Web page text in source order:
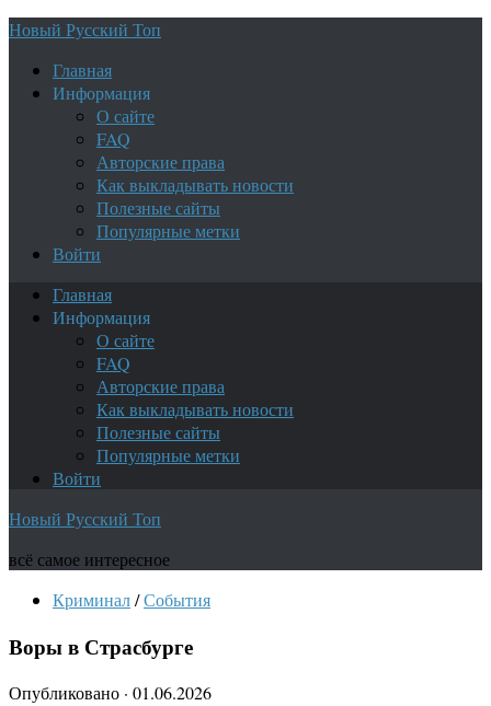
Новый Русский Топ
Главная
Информация
О сайте
FAQ
Авторские права
Как выкладывать новости
Полезные сайты
Популярные метки
Войти
Главная
Информация
О сайте
FAQ
Авторские права
Как выкладывать новости
Полезные сайты
Популярные метки
Войти
Новый Русский Топ
всё самое интересное
Криминал/События
Воры в Страсбурге
Опубликовано · 01.06.2026